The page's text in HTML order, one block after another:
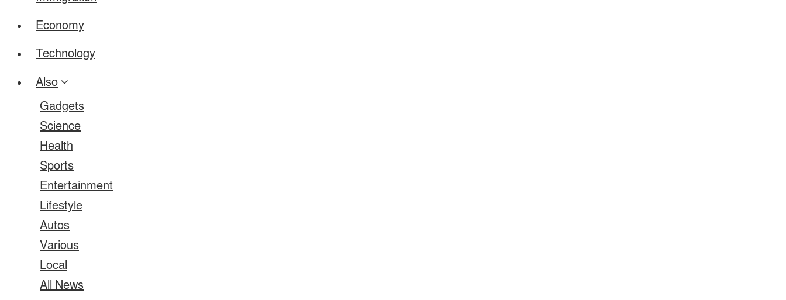
Economy
Technology
Also
Gadgets
Science
Health
Sports
Entertainment
Lifestyle
Autos
Various
Local
All News